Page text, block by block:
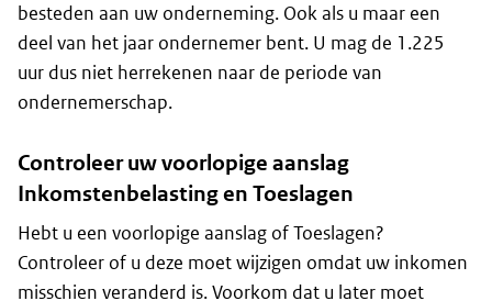
besteden aan uw onderneming. Ook als u maar een
deel van het jaar ondernemer bent. U mag de 1.225
uur dus niet herrekenen naar de periode van
ondernemerschap.
Controleer uw voorlopige aanslag
Inkomstenbelasting en Toeslagen
Hebt u een voorlopige aanslag of Toeslagen?
Controleer of u deze moet wijzigen omdat uw inkomen
misschien veranderd is. Voorkom dat u later moet